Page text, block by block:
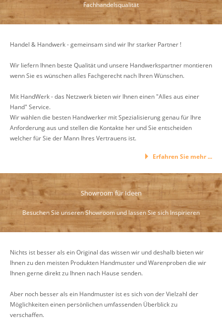
Fachhandelsqualität
Handel & Handwerk - gemeinsam sind wir Ihr starker Partner !
Wir liefern Ihnen beste Qualität und unsere Handwerkspartner montieren
wenn Sie es wünschen alles Fachgerecht nach Ihren Wünschen.
Mit HandWerk - das Netzwerk bieten wir Ihnen einen "Alles aus einer
Hand" Service.
Wir wählen die besten Handwerker mit Spezialisierung genau für Ihre
Anforderung aus und stellen die Kontakte her und Sie entscheiden
welcher für Sie der Mann Ihres Vertrauens ist.
Erfahren Sie mehr ...
Showroom für Ideen
Besuchen Sie unseren Showroom und lassen Sie sich Inspirieren
Nichts ist besser als ein Original das wissen wir und deshalb bieten wir
Ihnen zu den meisten Produkten Handmuster und Warenproben die wir
Ihnen gerne direkt zu Ihnen nach Hause senden.
Aber noch besser als ein Handmuster ist es sich von der Vielzahl der
Möglichkeiten einen persönlichen umfassenden Überblick zu
verschaffen.